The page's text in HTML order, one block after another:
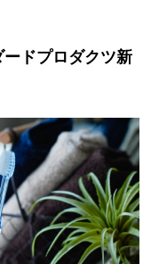
ドプロダクツ新